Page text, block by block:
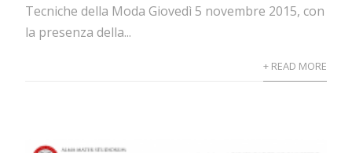
Tecniche della Moda Giovedì 5 novembre 2015, con
la presenza della...
+ READ MORE